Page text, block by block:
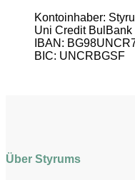
Kontoinhaber:
Uni Credit BulBank
IBAN:
BIC: UNCRBGSF
Über Styrums